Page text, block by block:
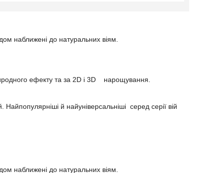
наближені до натуральних віям.
ефекту та за 2D і 3D нарощування.
й найуніверсальніші серед серії вій
наближені до натуральних віям.